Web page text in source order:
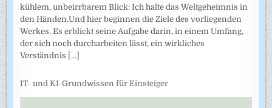
kühlem, unbeirrbarem Blick: Ich halte das Weltgeheimnis in
den Händen.Und hier beginnen die Ziele des vorliegenden
Werkes. Es erblickt seine Aufgabe darin, in einem Umfang,
der sich noch durcharbeiten lässt, ein wirkliches
Verständnis [...]
IT- und KI-Grundwissen für Einsteiger